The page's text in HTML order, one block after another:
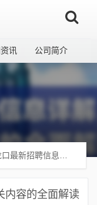
讯 公司简介
新招聘信息详解，探索相关内容的全面解读
内容的全面解读